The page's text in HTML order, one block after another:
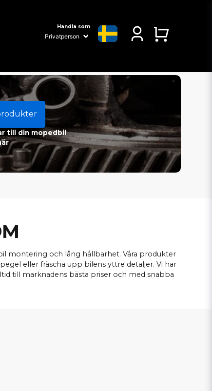
Handla som
till din mopedbil
montering och lång hållbarhet. Våra produkter
eller fräscha upp bilens yttre detaljer. Vi har
till marknadens bästa priser och med snabba